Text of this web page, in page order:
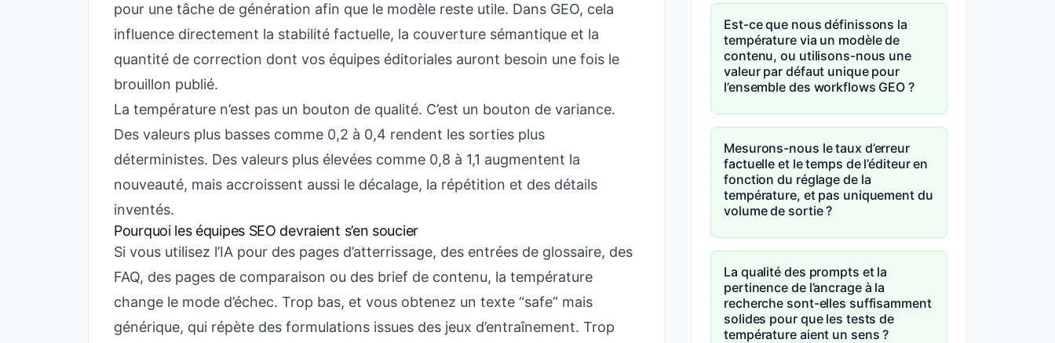
pour une tâche de génération afin que le modèle reste utile. Dans GEO, cela
influence directement la stabilité factuelle, la couverture sémantique et la
quantité de correction dont vos équipes éditoriales auront besoin une fois le
brouillon publié.
La température n’est pas un bouton de qualité. C’est un bouton de variance.
Des valeurs plus basses comme 0,2 à 0,4 rendent les sorties plus
déterministes. Des valeurs plus élevées comme 0,8 à 1,1 augmentent la
nouveauté, mais accroissent aussi le décalage, la répétition et des détails
inventés.
Pourquoi les équipes SEO devraient s’en soucier
Si vous utilisez l’IA pour des pages d’atterrissage, des entrées de glossaire, des
FAQ, des pages de comparaison ou des brief de contenu, la température
change le mode d’échec. Trop bas, et vous obtenez un texte “safe” mais
générique, qui répète des formulations issues des jeux d’entraînement. Trop
Est-ce que nous définissons la
température via un modèle de
contenu, ou utilisons-nous une
valeur par défaut unique pour
l’ensemble des workflows GEO ?
Mesurons-nous le taux d’erreur
factuelle et le temps de l’éditeur en
fonction du réglage de la
température, et pas uniquement du
volume de sortie ?
La qualité des prompts et la
pertinence de l’ancrage à la
recherche sont-elles suffisamment
solides pour que les tests de
température aient un sens ?